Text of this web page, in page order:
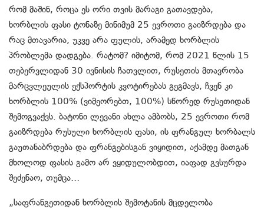
რომ მაშინ, როცა ეს ორი თვის მარაგი გათავდება,
ხორბლის ფასი ტონაზე მინიმუმ 25 ევროთი გაიზრდება და
რაც მთავარია, უკვე არა ფულის, არამედ ხორბლის
პრობლემა დადგება. რატომ? იმიტომ, რომ 2021 წლის 15
თებერვლიდან 30 ივნისის ჩათვლით, რუსეთის მთავრობა
მარცვლეულის ექსპორტის კვოტირებას გეგმავს, ჩვენ კი
ხორბლის 100% (ვიმეორებთ, 100%) სწორედ რუსეთიდან
შემოგვაქვს. ბატონი ლევანი ახლა ამბობს, 25 ევროთი რომ
გაიზრდება რუსული ხორბლის ფასი, ის ფრანგულ ხორბალს
გაუთანაბრდება და ფრანგებისგან ვიყიდით, აქამდე მათგან
მხოლოდ ფასის გამო არ ვყიდულობდით, იაფად გვსურდა
შეძენაო, თუმცა…
„საფრანგეთიდან ხორბლის შემოტანის მცდელობა